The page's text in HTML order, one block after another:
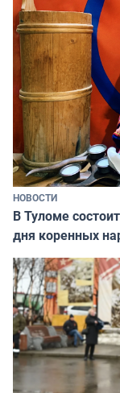
НОВОСТИ
В Туломе
дня коренных